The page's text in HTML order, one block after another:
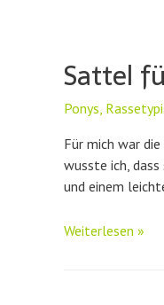
Sattel
Ponys
Für mich war
wusste ich,
und einem
Sattel
Weiterlesen »